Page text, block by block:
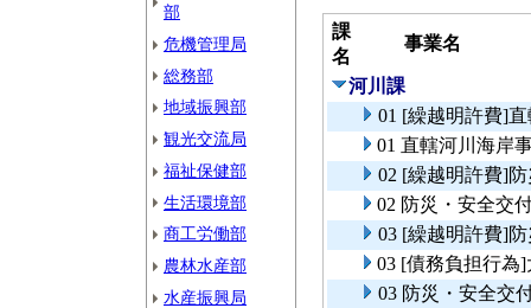
部
危機管理局
総務部
地域振興部
観光交流局
福祉保健部
生活環境部
商工労働部
農林水産部
水産振興局
課
名
事業名
河川課
01 [繰越明許費]
01 直轄河川海岸
02 [繰越明許費]
02 防災・安全交
03 [繰越明許費]
03 [債務負担行
03 防災・安全交